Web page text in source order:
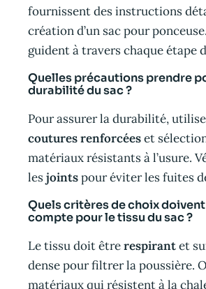
fournissent des instructions
création d’un sac pour
guident à travers chaque étape
Quelles précautions prendre
durabilité du sac ?
Pour assurer la durabilité,
coutures renforcéeset
matériaux résistants à l’usure.
lesjointspour éviter les fuites
Quels critères de choix
compte pour le tissu du sac ?
Le tissu doit êtrerespirantet
dense pour filtrer la poussière.
matériaux qui résistent à la